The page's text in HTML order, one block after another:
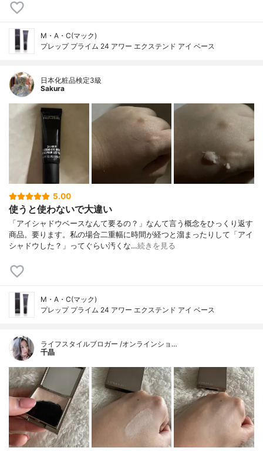
M・A・C(マック)
プレップ プライム 24 アワー エクステンド アイ ベース
日本化粧品検定3級
Sakura
5.00
使うと使わないで大違い
「アイシャドウベースなんて要るの？」なんて言う概念をひっくり返す
商品。要ります。私の場合二重幅に時間が経つと溜まったりして「アイ
シャドウした？」ってぐらい汚くな…続きを見る
M・A・C(マック)
プレップ プライム 24 アワー エクステンド アイ ベース
ライフスタイルブロガー /オンラインショ…
千晶